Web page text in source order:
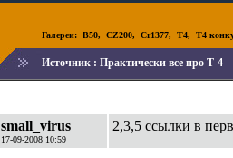
Галереи: B50, CZ200, Cr1377, T4, T4
Источник : Практически все про Т-4
small_virus
17-09-2008 10:59
2,3,5 ссылки в